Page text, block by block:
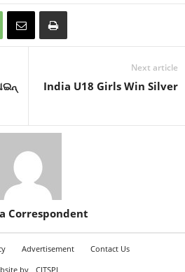
Next article
India U18 Girls Win Silver
Correspondent
Advertisement
Contact Us
by
CITSPL